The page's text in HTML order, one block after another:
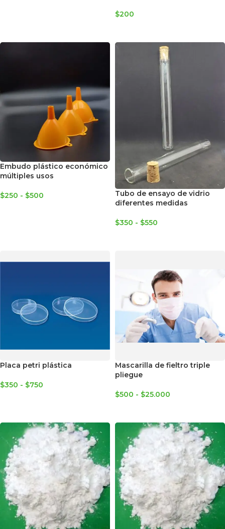
$200
Embudo plástico económico
múltiples usos
$250 - $500
Tubo de ensayo de vidrio
diferentes medidas
$350 - $550
Placa petri plástica
$350 - $750
Mascarilla de fieltro triple
pliegue
$500 - $25.000